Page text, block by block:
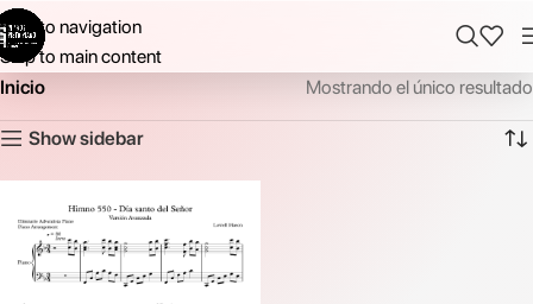
Skip to navigation
Skip to main content
Inicio
Mostrando el único resultado
Show sidebar